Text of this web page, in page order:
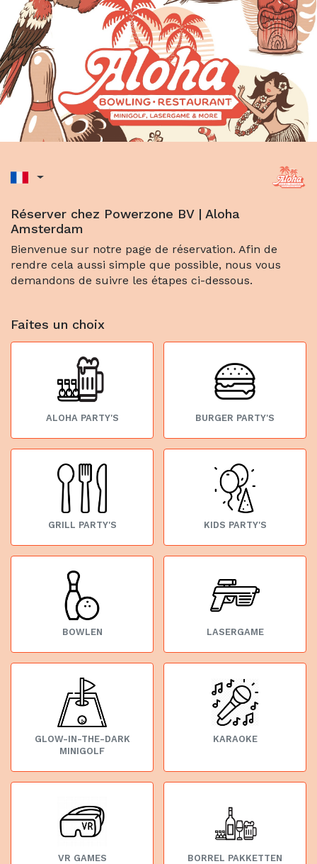
Réserver chez Powerzone BV | Aloha
Amsterdam
Bienvenue sur notre page de réservation. Afin de
rendre cela aussi simple que possible, nous vous
demandons de suivre les étapes ci-dessous.
Faites un choix
ALOHA PARTY'S BURGER PARTY'S
GRILL PARTY'S KIDS PARTY'S
BOWLEN LASERGAME
GLOW-IN-THE-DARK
MINIGOLF
KARAOKE
VR GAMES BORREL PAKKETTEN